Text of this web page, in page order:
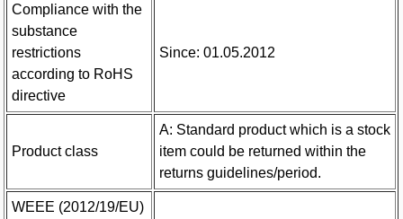
Compliance with the
substance
restrictions
according to RoHS
directive
Since: 01.05.2012
Product class
A: Standard product which is a stock
item could be returned within the
returns guidelines/period.
WEEE (2012/19/EU)